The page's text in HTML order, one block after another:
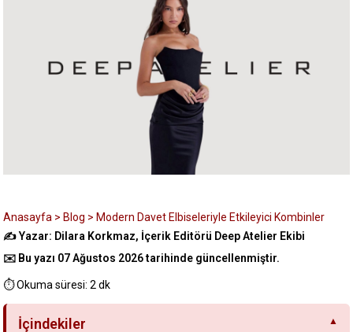
Anasayfa > Blog > Modern Davet Elbiseleriyle Etkileyici Kombinler
✍️ Yazar: Dilara Korkmaz, İçerik Editörü Deep Atelier Ekibi
✉️ Bu yazı 07 Ağustos 2026 tarihinde güncellenmiştir.
⏱️ Okuma süresi: 2 dk
İçindekiler